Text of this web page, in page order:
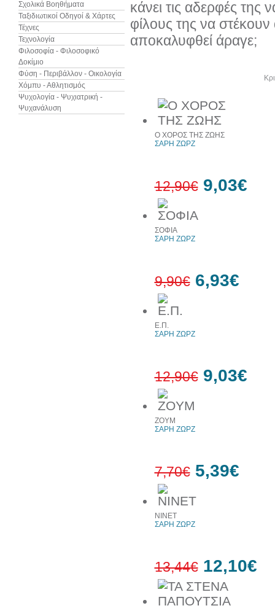
Σχολικά Βοηθήματα
Ταξιδιωτικοί Οδηγοί & Χάρτες
Τέχνες
Τεχνολογία
Φιλοσοφία - Φιλοσοφικό
Δοκίμιο
Φύση - Περιβάλλον - Οικολογία
Χόμπυ - Αθλητισμός
Ψυχολογία - Ψυχιατρική -
Ψυχανάλυση
κάνει τις αδερφές της
φίλους της να
αποκαλυφθεί άραγε;
Ο ΧΟΡΟΣ ΤΗΣ ΖΩΗΣ
ΣΑΡΗ ΖΩΡΖ
12,90€ 9,03€
ΣΟΦΙΑ
ΣΑΡΗ ΖΩΡΖ
9,90€ 6,93€
Ε.Π.
ΣΑΡΗ ΖΩΡΖ
12,90€ 9,03€
ZOYM
ΣΑΡΗ ΖΩΡΖ
7,70€ 5,39€
ΝΙΝΕΤ
ΣΑΡΗ ΖΩΡΖ
13,44€ 12,10€